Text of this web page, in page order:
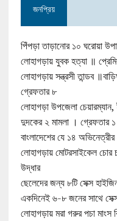
জনপ্রিয়
পিঁপড়া তাড়ানোর ১০ ঘরোয়া
লোহাগড়ায় যুবক হত্যা ॥
লোহাগড়ায় সন্ত্রসী তান্ডব
গ্রেফতার ৮
লোহাগড়া উপজেলা
দুদকের ২ মামলা । গ্রেফতার ১
বাংলাদেশের যে ১৪
লোহাগড়ায় মোটরসাইকেল
উদ্ধার
ছেলেদের জন্য ৮টি সেক্স
একদিনেই ৬-৮ জনের সাথে
লোহাগড়ায় মরা গরুর পচা